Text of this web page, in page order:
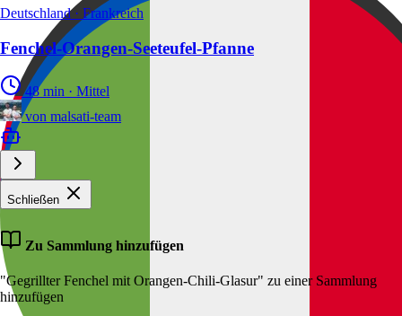
Deutschland · Frankreich
Fenchel-Orangen-Seeteufel-Pfanne
48 min · Mittel
von malsati-team
Schließen
Zu Sammlung hinzufügen
"Gegrillter Fenchel mit Orangen-Chili-Glasur" zu einer Sammlung
hinzufügen